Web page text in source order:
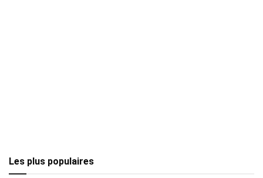
Les plus populaires